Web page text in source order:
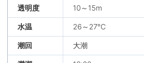
透明度 10～15m
水温 26～27℃
潮回 大潮